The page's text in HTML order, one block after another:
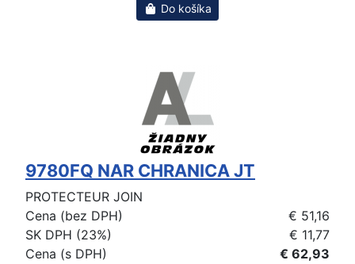
Do košíka
9780FQ NAR CHRANICA JT
PROTECTEUR JOIN
Cena (bez DPH)
€ 51,16
SK DPH (23%)
€ 11,77
Cena (s DPH)
€ 62,93